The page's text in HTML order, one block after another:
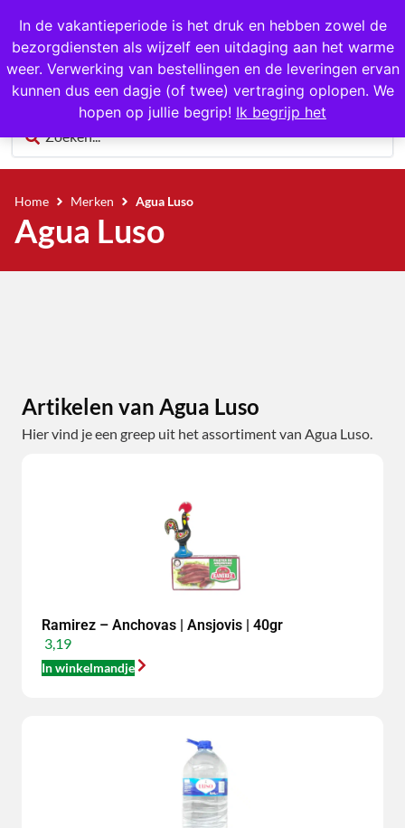
In de vakantieperiode is het druk en hebben zowel de
bezorgdiensten als wijzelf een uitdaging aan het warme
weer. Verwerking van bestellingen en de leveringen ervan
kunnen dus een dagje (of twee) vertraging oplopen. We
hopen op jullie begrip! Ik begrijp het
1000+ producten op voorraad
0
Home Merken Agua Luso
Agua Luso
Artikelen van Agua Luso
Hier vind je een greep uit het assortiment van Agua Luso.
Ramirez – Anchovas | Ansjovis | 40gr
3,19
In winkelmandje